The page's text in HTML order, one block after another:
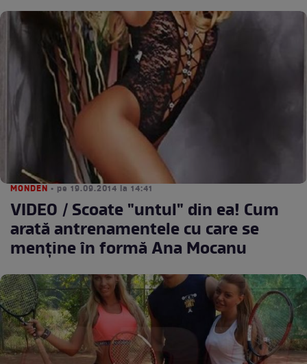
MONDEN • pe 19.09.2014 la 14:41
VIDEO / Scoate "untul" din ea! Cum
arată antrenamentele cu care se
menţine în formă Ana Mocanu